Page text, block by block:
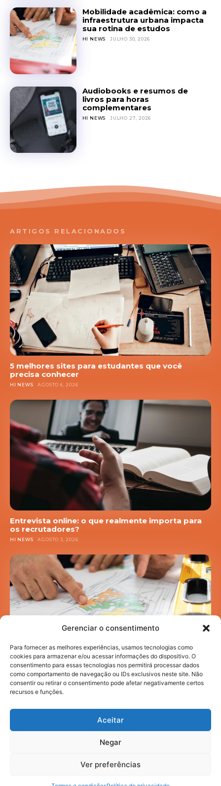
Gerenciar o consentimento
Para fornecer as melhores experiências, usamos tecnologias como
cookies para armazenar e/ou acessar informações do dispositivo. O
consentimento para essas tecnologias nos permitirá processar dados
como comportamento de navegação ou IDs exclusivos neste site. Não
consentir ou retirar o consentimento pode afetar negativamente certos
recursos e funções.
Aceitar
Negar
Ver preferências
Mobilidade acadêmica: como a
infraestrutura urbana impacta
sua rotina de estudos
HI NEWS JULHO 30, 2026
Audiobooks e resumos de
livros para horas
complementares
HI NEWS JULHO 27, 2026
ARTIGOS RELACIONADOS
5 melhores sites para estudantes que você
precisa conhecer
HI NEWS AGOSTO 6, 2026
Entrevista online: o que realmente importa para
os recrutadores?
HI NEWS AGOSTO 3, 2026
Mobilidade acadêmica: como a infraestrutura
urbana impacta sua rotina de estudos
HI NEWS JULHO 30, 2026
2025. todos os direitos reservados.